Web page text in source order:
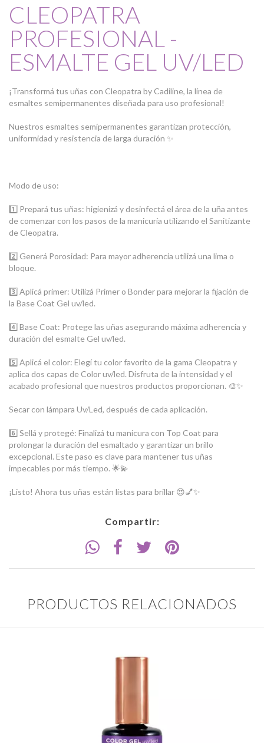
CLEOPATRA
PROFESIONAL -
ESMALTE GEL UV/LED
¡Transformá tus uñas con Cleopatra by Cadiline, la línea de
esmaltes semipermanentes diseñada para uso profesional!
Nuestros esmaltes semipermanentes garantizan protección,
uniformidad y resistencia de larga duración ✨
Modo de uso:
1️⃣ Prepará tus uñas: higienizá y desinfectá el área de la uña antes
de comenzar con los pasos de la manicuría utilizando el Sanitizante
de Cleopatra.
2️⃣ Generá Porosidad: Para mayor adherencia utilizá una lima o
bloque.
3️⃣ Aplicá primer: Utilizá Primer o Bonder para mejorar la fijación de
la Base Coat Gel uv/led.
4️⃣ Base Coat: Protege las uñas asegurando máxima adherencia y
duración del esmalte Gel uv/led.
5️⃣ Aplicá el color: Elegí tu color favorito de la gama Cleopatra y
aplica dos capas de Color uv/led. Disfruta de la intensidad y el
acabado profesional que nuestros productos proporcionan. 🎨✨
Secar con lámpara Uv/Led, después de cada aplicación.
6️⃣ Sellá y protegé: Finalizá tu manicura con Top Coat para
prolongar la duración del esmaltado y garantizar un brillo
excepcional. Este paso es clave para mantener tus uñas
impecables por más tiempo. 🌟💫
¡Listo! Ahora tus uñas están listas para brillar 😍💅✨
Compartir:
PRODUCTOS RELACIONADOS